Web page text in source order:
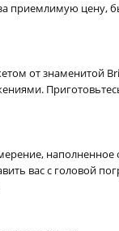
приемлимую цену,
от знаменитой
вас с головой